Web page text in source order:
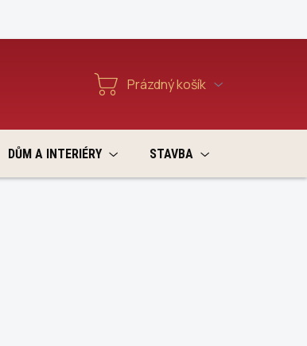
Nákupní
Prázdný košík
DŮM A INTERIÉRY STAVBA